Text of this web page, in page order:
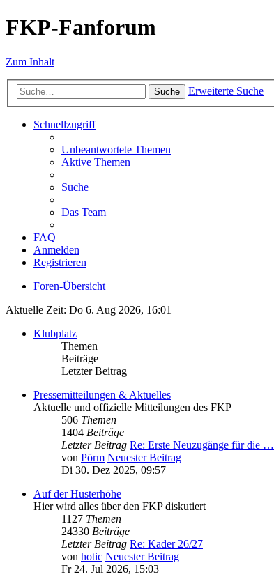
FKP-Fanforum
Zum Inhalt
Suche Erweiterte Suche
Schnellzugriff
Unbeantwortete Themen
Aktive Themen
Suche
Das Team
FAQ
Anmelden
Registrieren
Foren-Übersicht
Aktuelle Zeit: Do 6. Aug 2026, 16:01
Klubplatz
Themen
Beiträge
Letzter Beitrag
Pressemitteilungen & Aktuelles
Aktuelle und offizielle Mitteilungen des FKP
506 Themen
1404 Beiträge
Letzter Beitrag Re: Erste Neuzugänge für die …
von Pörm Neuester Beitrag
Di 30. Dez 2025, 09:57
Auf der Husterhöhe
Hier wird alles über den FKP diskutiert
1127 Themen
24330 Beiträge
Letzter Beitrag Re: Kader 26/27
von hotic Neuester Beitrag
Fr 24. Jul 2026, 15:03